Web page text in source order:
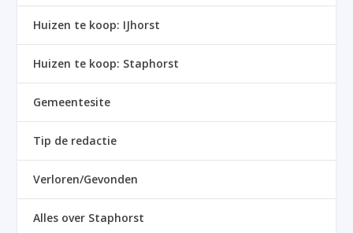
Huizen te koop: IJhorst
Huizen te koop: Staphorst
Gemeentesite
Tip de redactie
Verloren/Gevonden
Alles over Staphorst